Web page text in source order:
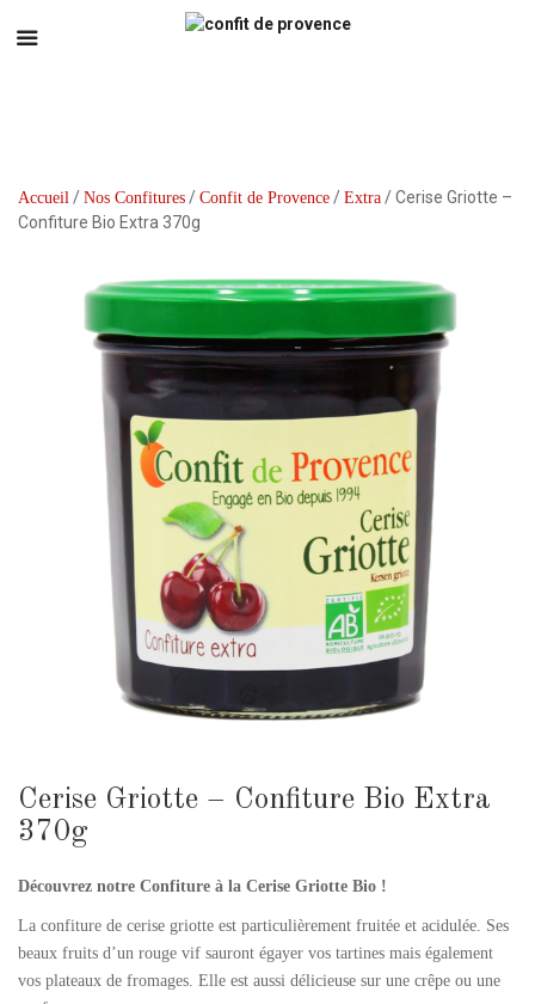
Accueil / Nos Confitures / Confit de Provence / Extra / Cerise Griotte –
Confiture Bio Extra 370g
Cerise Griotte – Confiture Bio Extra
370g
Découvrez notre Confiture à la Cerise Griotte Bio !
La confiture de cerise griotte est particulièrement fruitée et acidulée. Ses
beaux fruits d’un rouge vif sauront égayer vos tartines mais également
vos plateaux de fromages. Elle est aussi délicieuse sur une crêpe ou une